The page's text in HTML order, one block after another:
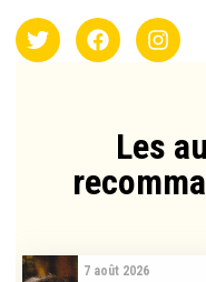
Les
7 août 2026